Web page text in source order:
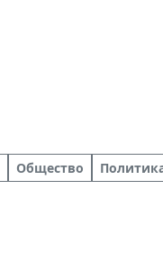
Общество